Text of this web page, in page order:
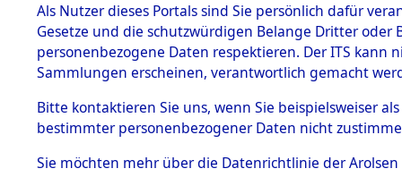
Effekten
1.2.9.1
Effekten aus
dem KZ
Dachau
1.2.9.2
Effekten aus
dem KZ
Bayerisches
Einen Kommentar
Als Nutzer dieses Portals sind Sie persönlich dafür
Gesetze und die schutzwürdigen Belange Dritter
personenbezogene Daten respektieren. Der ITS
Sammlungen erscheinen, verantwortlich gemacht
Bitte kontaktieren Sie uns, wenn Sie beispielsweiser
bestimmter personenbezogener Daten nicht
Sie möchten mehr über die Datenrichtlinie der Arolsen